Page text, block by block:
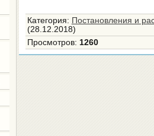
Категория: Постановления и
(28.12.2018)
Просмотров: 1260